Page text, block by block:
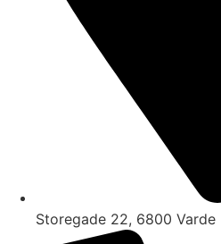
Storegade 22, 6800 Varde